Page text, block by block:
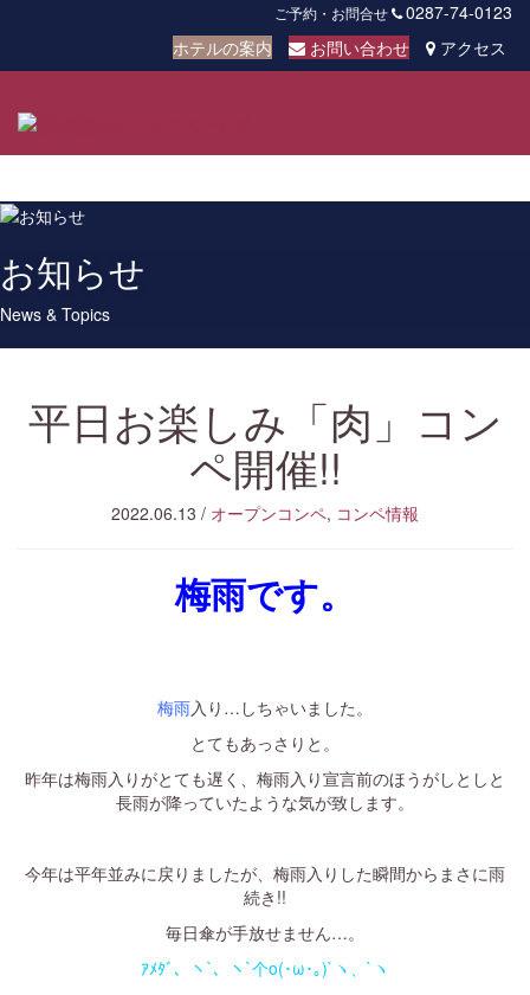
ご予約・お問合せ
0287-74-0123
ホテルの案内
お問い合わせ アクセス
お知らせ
News & Topics
平日お楽しみ「肉」コン
ペ開催!!
2022.06.13 / オープンコンペ, コンペ情報
梅雨です。
梅雨入り…しちゃいました。
とてもあっさりと。
昨年は梅雨入りがとても遅く、梅雨入り宣言前のほうがしとしと
長雨が降っていたような気が致します。
今年は平年並みに戻りましたが、梅雨入りした瞬間からまさに雨
続き!!
毎日傘が手放せません…。
ｱﾒﾀﾞ、ヽ`、ヽ`个o(･ω･｡)`ヽ、`ヽ